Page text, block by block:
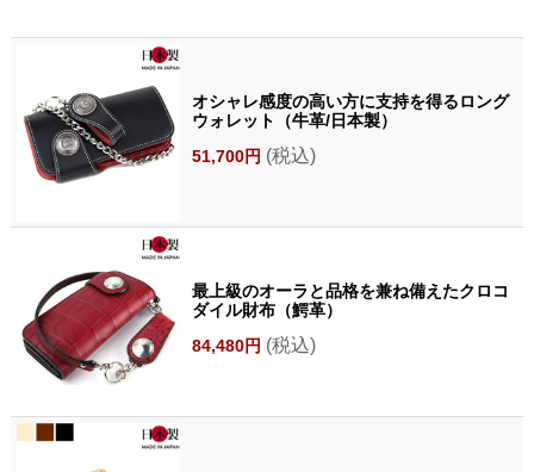
オシャレ感度の高い方に支持を得るロング
ウォレット（牛革/日本製）
51,700円 (税込)
最上級のオーラと品格を兼ね備えたクロコ
ダイル財布（鰐革）
84,480円 (税込)